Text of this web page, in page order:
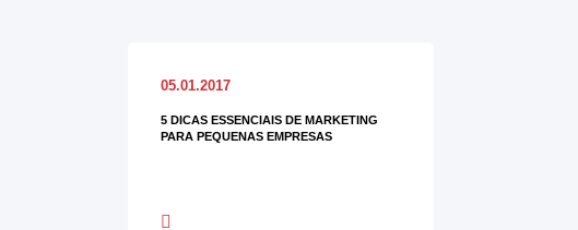
05.01.2017
5 DICAS ESSENCIAIS DE MARKETING
PARA PEQUENAS EMPRESAS